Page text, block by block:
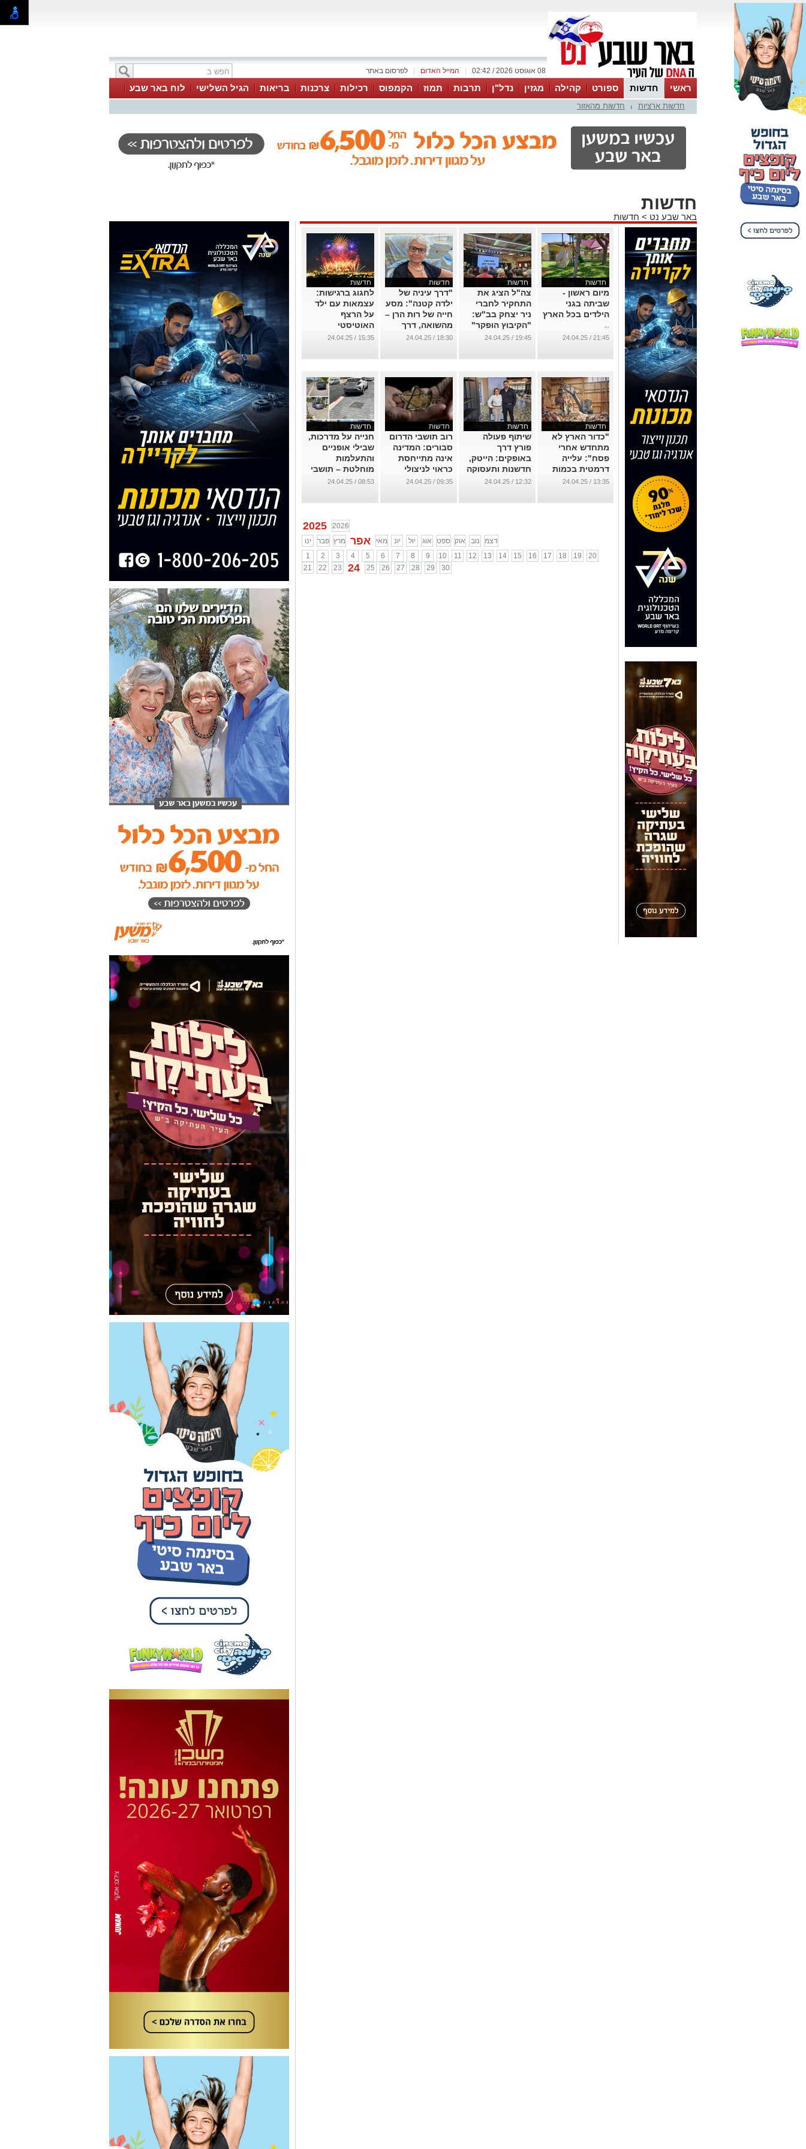
לפרסום באתר המייל האדום 08 אוגוסט 2026 / 02:42
ראשי חדשות ספורט קהילה מגזין נדל"ן תרבות תמוז הקמפוס רכילות צרכנות בריאות הגיל השלישי
לוח באר שבע
עסקים
טיפים והמלצותחדשות ארציות חדשות מהאזור
חדשות
באר שבע נט > חדשות
חדשות
מיום ראשון -
שביתה בגני
הילדים בכל הארץ
...
21:45 / 24.04.25
חדשות
צה"ל הציג את
התחקיר לחברי
ניר יצחק בב"ש:
"הקיבוץ הופקר"
...
19:45 / 24.04.25
חדשות
"דרך עיניה של
ילדה קטנה": מסע
חייה של רות הרן –
מהשואה, דרך
בארי
18:30 / 24.04.25
חדשות
לחגוג ברגישות:
עצמאות עם ילד
על הרצף
האוטיסטי
...
15:35 / 24.04.25
חדשות
"כדור הארץ לא
מתחדש אחרי
פסח": עלייה
דרמטית בכמות
הפסולת בחג
...
13:35 / 24.04.25
חדשות
שיתוף פעולה
פורץ דרך
באופקים: הייטק,
חדשנות ותעסוקה
איכותית בלב
...
12:32 / 24.04.25
חדשות
רוב תושבי הדרום
סבורים: המדינה
אינה מתייחסת
כראוי לניצולי
השואה
09:35 / 24.04.25
חדשות
חנייה על מדרכות,
שבילי אופניים
והתעלמות
מוחלטת – תושבי
שכונת סיגליות
...
08:53 / 24.04.25
2025
2026
ינו
פבר מרץ אפר מאי יונ יול אוג ספט אוק נוב
דצמ
1
2 3 4 5 6 7 8 9 10 11 12 13 14 15 16 17 18 19
20
21
22 23 24 25 26 27 28 29 30